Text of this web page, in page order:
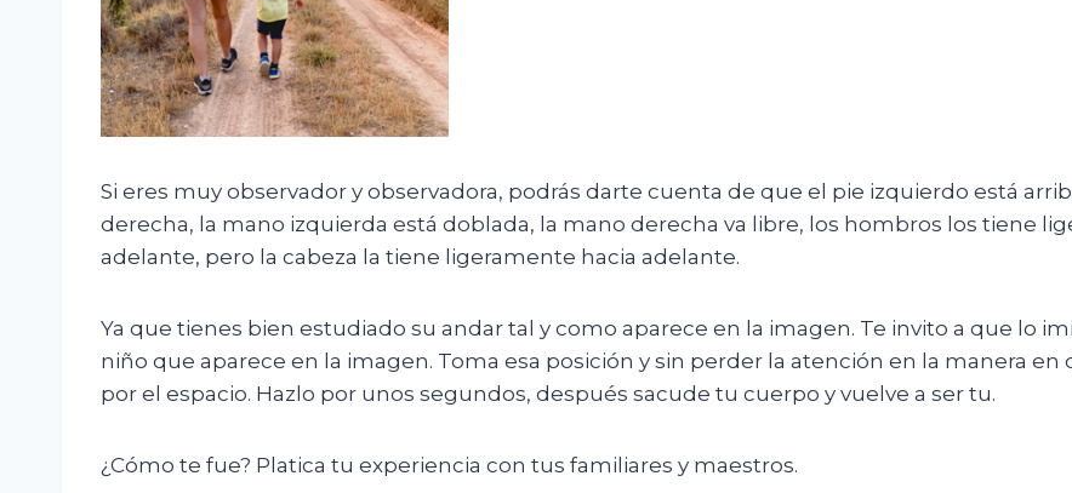
Si eres muy observador y observadora, podrás darte cuenta de que el pie izquierdo está
derecha, la mano izquierda está doblada, la mano derecha va libre, los hombros los tiene
adelante, pero la cabeza la tiene ligeramente hacia adelante.
Ya que tienes bien estudiado su andar tal y como aparece en la imagen. Te invito a que lo
niño que aparece en la imagen. Toma esa posición y sin perder la atención en la manera
por el espacio. Hazlo por unos segundos, después sacude tu cuerpo y vuelve a ser tu.
¿Cómo te fue? Platica tu experiencia con tus familiares y maestros.